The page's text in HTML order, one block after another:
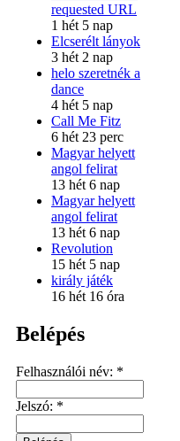
requested URL
1 hét 5 nap
Elcserélt lányok
3 hét 2 nap
helo szeretnék a
dance
4 hét 5 nap
Call Me Fitz
6 hét 23 perc
Magyar helyett
angol felirat
13 hét 6 nap
Magyar helyett
angol felirat
13 hét 6 nap
Revolution
15 hét 5 nap
király játék
16 hét 16 óra
Belépés
Felhasználói név: *
Jelszó: *